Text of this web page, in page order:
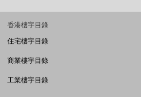
香港樓宇目錄
住宅樓宇目錄
商業樓宇目錄
工業樓宇目錄